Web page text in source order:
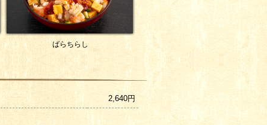
ばらちらし
2,640円